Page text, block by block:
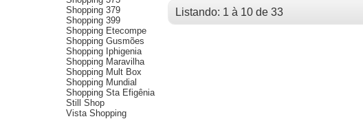
Shopping 379
Shopping 399
Shopping Etecompe
Shopping Gusmões
Shopping Iphigenia
Shopping Maravilha
Shopping Mult Box
Shopping Mundial
Shopping Sta Efigênia
Still Shop
Vista Shopping
Listando: 1 à 10 de 33